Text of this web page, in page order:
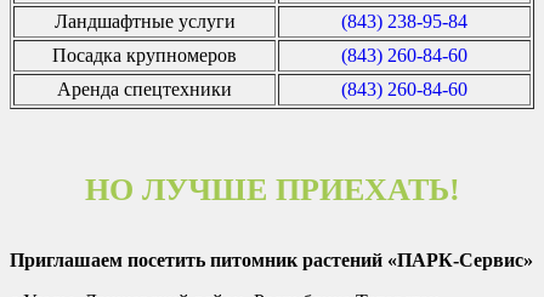
Ландшафтные услуги
(843) 238-95-84
Посадка крупномеров
(843) 260-84-60
Аренда спецтехники
(843) 260-84-60
НО ЛУЧШЕ ПРИЕХАТЬ!
Приглашаем посетить питомник растений «ПАРК-Сервис»